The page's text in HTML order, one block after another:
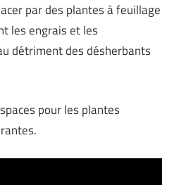
par des plantes à feuillage
les engrais et les
détriment des désherbants
pour les plantes